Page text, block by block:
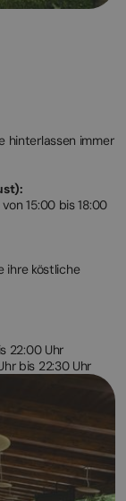
hinterlassen immer
15:00 bis 18:00
ihre köstliche
22:00 Uhr
bis 22:30 Uhr